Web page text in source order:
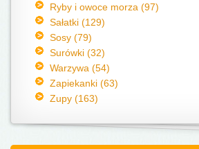
Ryby i owoce morza (97)
Sałatki (129)
Sosy (79)
Surówki (32)
Warzywa (54)
Zapiekanki (63)
Zupy (163)